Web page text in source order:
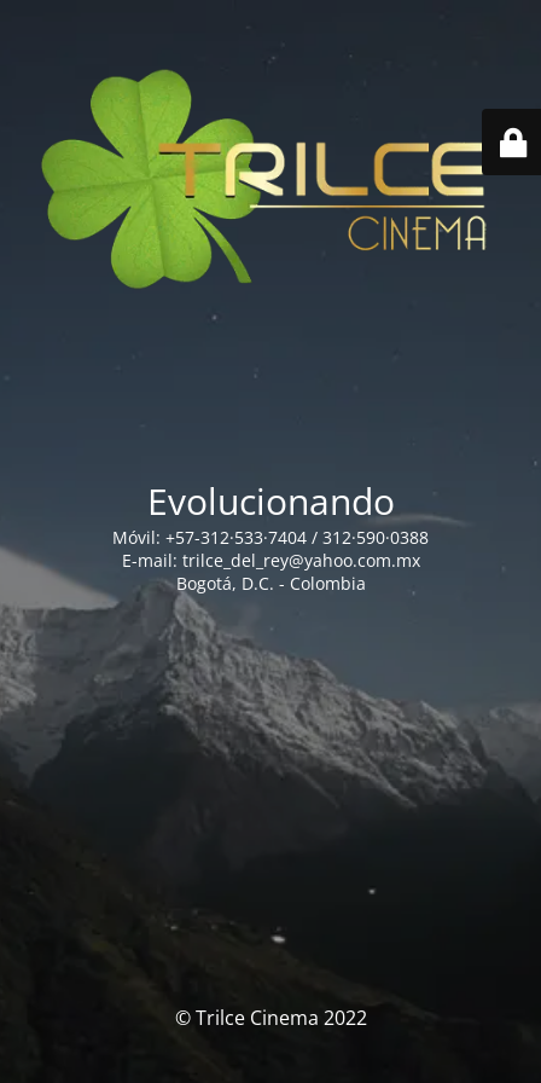
Evolucionando
Móvil: +57-312·533·7404 / 312·590·0388
E-mail: trilce_del_rey@yahoo.com.mx
Bogotá, D.C. - Colombia
© Trilce Cinema 2022